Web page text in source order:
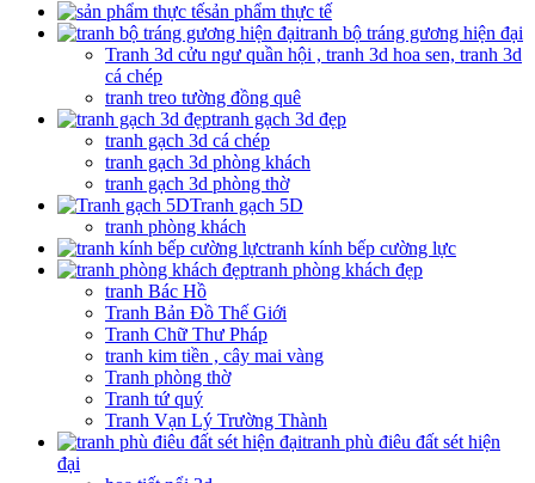
sản phẩm thực tế
tranh bộ tráng gương hiện đại
Tranh 3d cửu ngư quần hội , tranh 3d hoa sen, tranh 3d
cá chép
tranh treo tường đồng quê
tranh gạch 3d đẹp
tranh gạch 3d cá chép
tranh gạch 3d phòng khách
tranh gạch 3d phòng thờ
Tranh gạch 5D
tranh phòng khách
tranh kính bếp cường lực
tranh phòng khách đẹp
tranh Bác Hồ
Tranh Bản Đồ Thế Giới
Tranh Chữ Thư Pháp
tranh kim tiền , cây mai vàng
Tranh phòng thờ
Tranh tứ quý
Tranh Vạn Lý Trường Thành
tranh phù điêu đất sét hiện
đại